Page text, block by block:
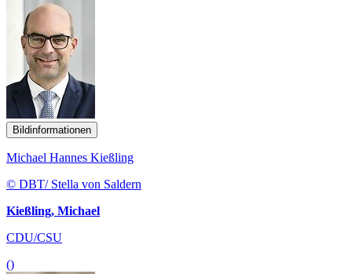
Bildinformationen
Michael Hannes Kießling
© DBT/ Stella von Saldern
Kießling, Michael
CDU/CSU
()